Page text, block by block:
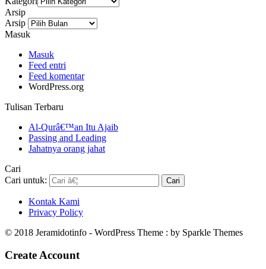
Arsip
Arsip
Masuk
Masuk
Feed entri
Feed komentar
WordPress.org
Tulisan Terbaru
Al-Qurâ€™an Itu Ajaib
Passing and Leading
Jahatnya orang jahat
Cari
Cari untuk:
Kontak Kami
Privacy Policy
© 2018 Jeramidotinfo - WordPress Theme : by Sparkle Themes
Create Account